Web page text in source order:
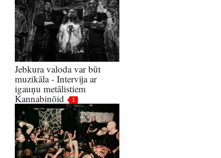
Jebkura valoda var būt
muzikāla - Intervija ar
igauņu metālistiem
Kannabinõid
1